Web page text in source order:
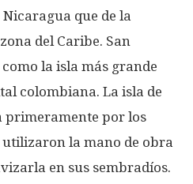
que de la
del Caribe. San
la isla más grande
colombiana. La isla de
primeramente por los
la mano de obra
en sus sembradíos.